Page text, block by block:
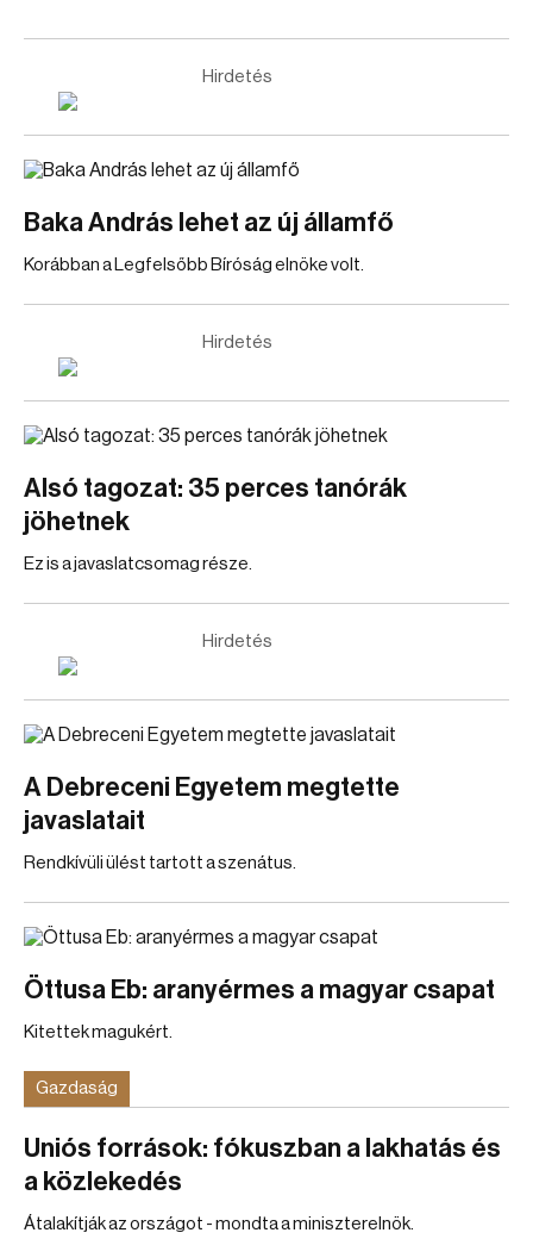
Hirdetés
Baka András lehet az új államfő
Korábban a Legfelsőbb Bíróság elnöke volt.
Hirdetés
Alsó tagozat: 35 perces tanórák
jöhetnek
Ez is a javaslatcsomag része.
Hirdetés
A Debreceni Egyetem megtette
javaslatait
Rendkívüli ülést tartott a szenátus.
Öttusa Eb: aranyérmes a magyar csapat
Kitettek magukért.
Gazdaság
Uniós források: fókuszban a lakhatás és
a közlekedés
Átalakítják az országot - mondta a miniszterelnök.